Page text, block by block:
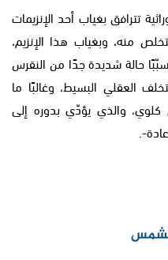
تترافق بغياب أحد الإنزيمات
منه، وبغياب هذا الإنزيم،
حالة شديدة جدًا من النقرس
العقلي البسيط، وغالبًا ما
كلوي، والذي يؤدّي بدوره إلى
.